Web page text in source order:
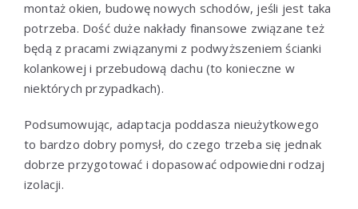
montaż okien, budowę nowych schodów, jeśli jest taka
potrzeba. Dość duże nakłady finansowe związane też
będą z pracami związanymi z podwyższeniem ścianki
kolankowej i przebudową dachu (to konieczne w
niektórych przypadkach).
Podsumowując, adaptacja poddasza nieużytkowego
to bardzo dobry pomysł, do czego trzeba się jednak
dobrze przygotować i dopasować odpowiedni rodzaj
izolacji.